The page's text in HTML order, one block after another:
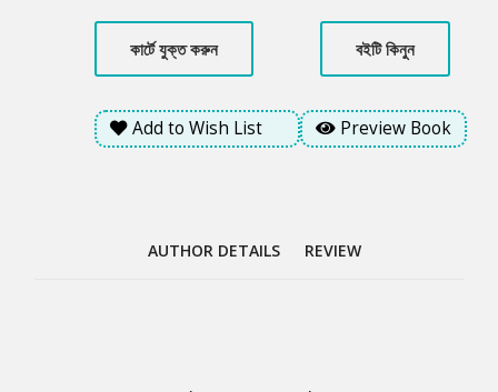
কার্টে যুক্ত করুন বইটি কিনুন
Add to Wish List Preview Book
AUTHOR DETAILS REVIEW